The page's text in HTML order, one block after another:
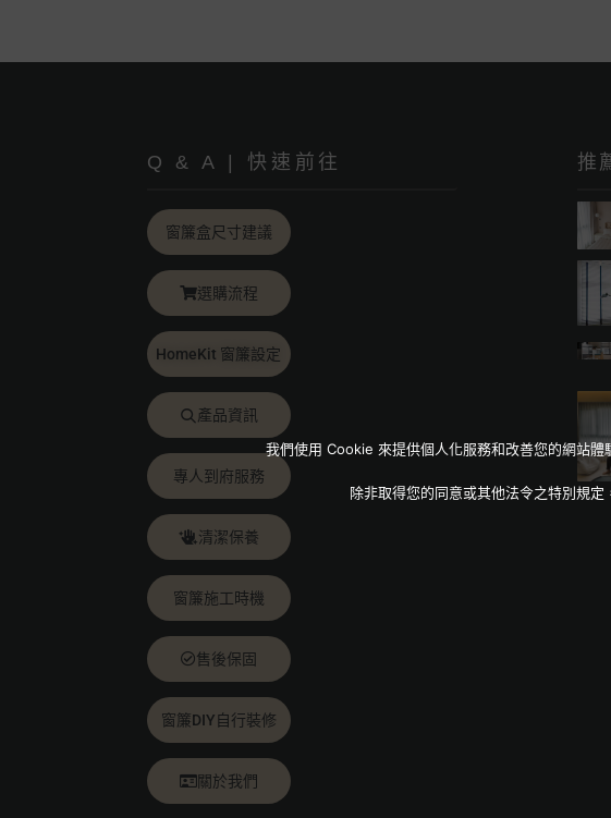
Q & A | 快速前往
窗簾盒尺寸建議
選購流程
HomeKit 窗簾設定
產品資訊
專人到府服務
清潔保養
窗簾施工時機
售後保固
窗簾DIY自行裝修
關於我們
推
我們使用 Cookie 來提供個人化服務和改善您的網站
除非取得您的同意或其他法令之特別規